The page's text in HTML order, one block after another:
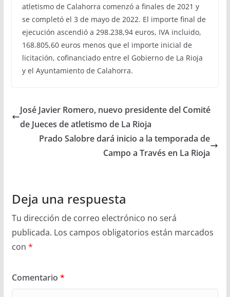
atletismo de Calahorra comenzó a finales de 2021 y
se completó el 3 de mayo de 2022. El importe final de
ejecución ascendió a 298.238,94 euros, IVA incluido,
168.805,60 euros menos que el importe inicial de
licitación, cofinanciado entre el Gobierno de La Rioja
y el Ayuntamiento de Calahorra.
José Javier Romero, nuevo presidente del Comité
de Jueces de atletismo de La Rioja
Prado Salobre dará inicio a la temporada de
Campo a Través en La Rioja
Deja una respuesta
Tu dirección de correo electrónico no será
publicada. Los campos obligatorios están marcados
con *
Comentario *